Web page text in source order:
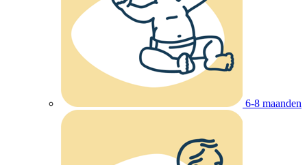
6-8 maanden